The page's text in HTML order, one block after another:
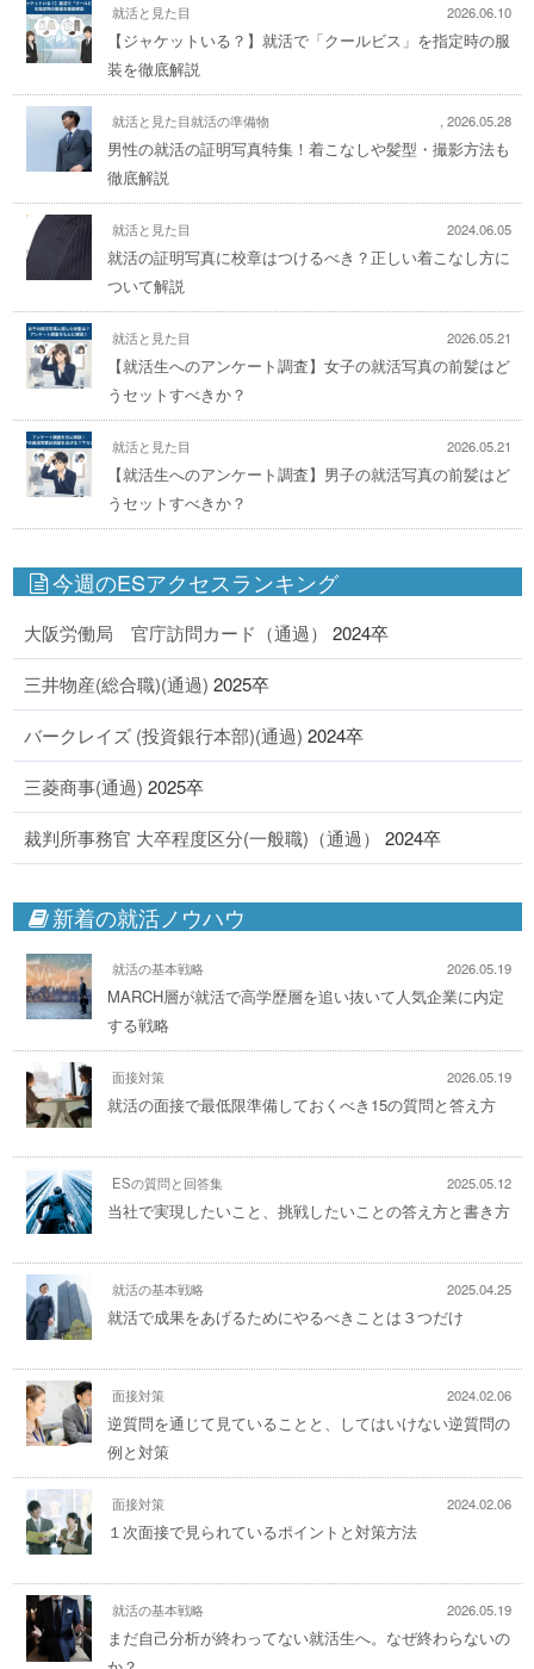
就活と見た目 2026.06.10
【ジャケットいる？】就活で「クールビス」を指定時の服
装を徹底解説
就活と見た目就活の準備物 2026.05.28
男性の就活の証明写真特集！着こなしや髪型・撮影方法も
徹底解説
就活と見た目 2024.06.05
就活の証明写真に校章はつけるべき？正しい着こなし方に
ついて解説
就活と見た目 2026.05.21
【就活生へのアンケート調査】女子の就活写真の前髪はど
うセットすべきか？
就活と見た目 2026.05.21
【就活生へのアンケート調査】男子の就活写真の前髪はど
うセットすべきか？
今週のESアクセスランキング
大阪労働局 官庁訪問カード（通過） 2024卒
三井物産(総合職)(通過) 2025卒
バークレイズ (投資銀行本部)(通過) 2024卒
三菱商事(通過) 2025卒
裁判所事務官 大卒程度区分(一般職)（通過） 2024卒
新着の就活ノウハウ
就活の基本戦略 2026.05.19
MARCH層が就活で高学歴層を追い抜いて人気企業に内定
する戦略
面接対策 2026.05.19
就活の面接で最低限準備しておくべき15の質問と答え方
ESの質問と回答集 2025.05.12
当社で実現したいこと、挑戦したいことの答え方と書き方
就活の基本戦略 2025.04.25
就活で成果をあげるためにやるべきことは３つだけ
面接対策 2024.02.06
逆質問を通じて見ていることと、してはいけない逆質問の
例と対策
面接対策 2024.02.06
１次面接で見られているポイントと対策方法
就活の基本戦略 2026.05.19
まだ自己分析が終わってない就活生へ。なぜ終わらないの